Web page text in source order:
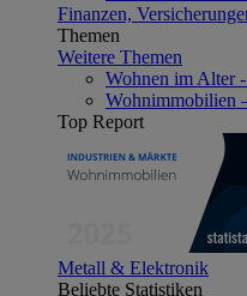
Finanzen,
Themen
Weitere Themen
Wohnen im Alter
Wohnimmobilien
Top Report
Metall & Elektronik
Beliebte Statistiken